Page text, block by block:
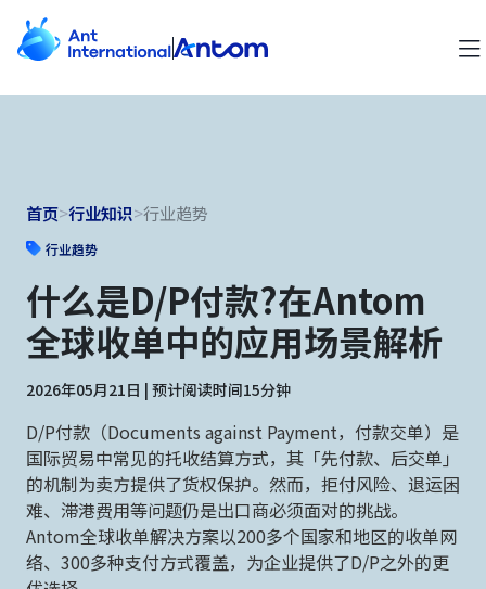
首页>行业知识>行业趋势
行业趋势
什么是D/P付款?在Antom
全球收单中的应用场景解析
2026年05月21日 | 预计阅读时间15分钟
D/P付款（Documents against Payment，付款交单）是
国际贸易中常见的托收结算方式，其「先付款、后交单」
的机制为卖方提供了货权保护。然而，拒付风险、退运困
难、滞港费用等问题仍是出口商必须面对的挑战。
Antom全球收单解决方案以200多个国家和地区的收单网
络、300多种支付方式覆盖，为企业提供了D/P之外的更